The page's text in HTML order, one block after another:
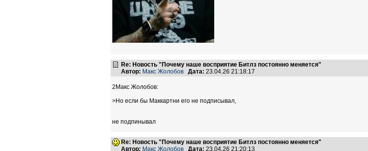
Re: Новость "Почему наше восприятие Битлз постоянно меняется"
Автор: Макс Жолобов Дата: 23.04.26 21:18:17
2Макс Жолобов:
>Но если бы Маккартни его не подписывал,
не подпинывал
Re: Новость "Почему наше восприятие Битлз постоянно меняется"
Автор: Макс Жолобов Дата: 23.04.26 21:20:13